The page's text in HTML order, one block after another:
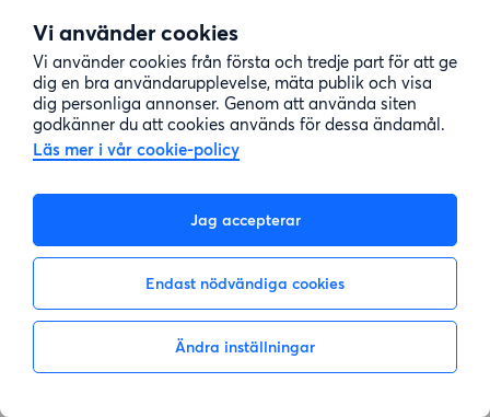
Vi använder cookies
Vi använder cookies från första och tredje part för att ge
dig en bra användarupplevelse, mäta publik och visa
dig personliga annonser. Genom att använda siten
godkänner du att cookies används för dessa ändamål.
Läs mer i vår cookie-policy
Jag accepterar
Endast nödvändiga cookies
Ändra inställningar
Gå till sök